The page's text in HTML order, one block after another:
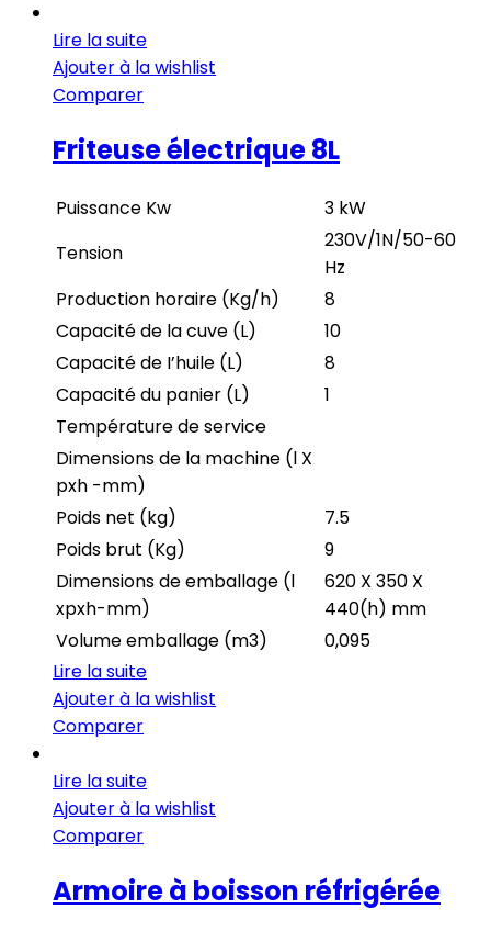
Lire la suite
Ajouter à la wishlist
Comparer
Friteuse électrique 8L
Puissance Kw
3 kW
Tension
230V/1N/50-60
Hz
Production horaire (Kg/h)
8
Capacité de la cuve (L)
10
Capacité de I’huile (L)
8
Capacité du panier (L)
1
Température de service
Dimensions de la machine (l X
pxh -mm)
Poids net (kg)
7.5
Poids brut (Kg)
9
Dimensions de emballage (l
xpxh-mm)
620 X 350 X
440(h) mm
Volume emballage (m3)
0,095
Lire la suite
Ajouter à la wishlist
Comparer
Lire la suite
Ajouter à la wishlist
Comparer
Armoire à boisson réfrigérée